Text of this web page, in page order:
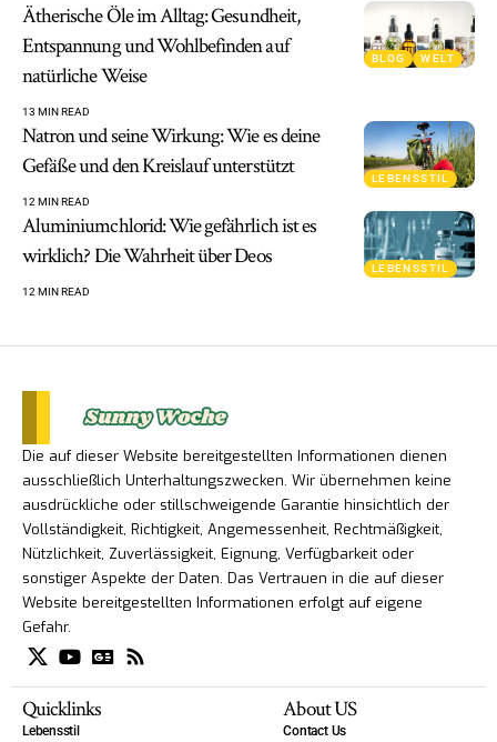
BLOG WELT
Ätherische Öle im Alltag: Gesundheit,
Entspannung und Wohlbefinden auf
natürliche Weise
13 MIN READ
LEBENSSTIL
Natron und seine Wirkung: Wie es deine
Gefäße und den Kreislauf unterstützt
12 MIN READ
LEBENSSTIL
Aluminiumchlorid: Wie gefährlich ist es
wirklich? Die Wahrheit über Deos
12 MIN READ
Die auf dieser Website bereitgestellten Informationen dienen
ausschließlich Unterhaltungszwecken. Wir übernehmen keine
ausdrückliche oder stillschweigende Garantie hinsichtlich der
Vollständigkeit, Richtigkeit, Angemessenheit, Rechtmäßigkeit,
Nützlichkeit, Zuverlässigkeit, Eignung, Verfügbarkeit oder
sonstiger Aspekte der Daten. Das Vertrauen in die auf dieser
Website bereitgestellten Informationen erfolgt auf eigene
Gefahr.
Quicklinks
Lebensstil
About US
Contact Us